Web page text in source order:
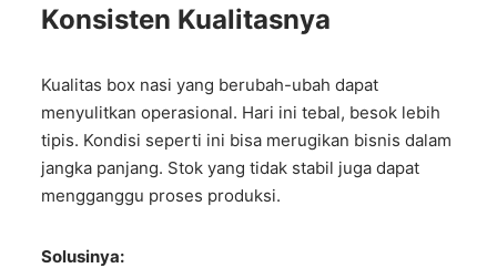
Konsisten Kualitasnya
Kualitas box nasi yang berubah-ubah dapat
menyulitkan operasional. Hari ini tebal, besok lebih
tipis. Kondisi seperti ini bisa merugikan bisnis dalam
jangka panjang. Stok yang tidak stabil juga dapat
mengganggu proses produksi.
Solusinya: